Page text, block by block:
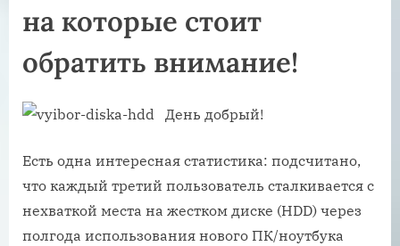
на которые стоит
обратить внимание!
День добрый!
Есть одна интересная статистика: подсчитано,
что каждый третий пользователь сталкивается с
нехваткой места на жестком диске (HDD) через
полгода использования нового ПК/ноутбука